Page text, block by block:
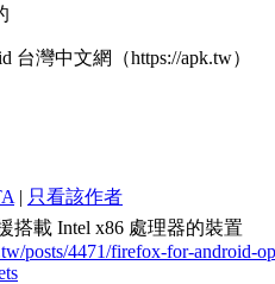
台灣中文網（https://apk.tw）
| 只看該作者
搭載 Intel x86 處理器的裝置
posts/4471/firefox-for-android-